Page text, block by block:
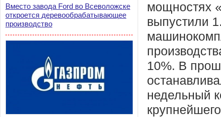
Вместо завода Ford во Всеволожске
откроется деревообрабатывающее
производство
мощностях
выпустили
10%. В
недельный